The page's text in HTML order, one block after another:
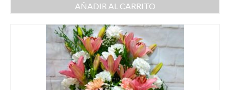
AÑADIR AL CARRITO